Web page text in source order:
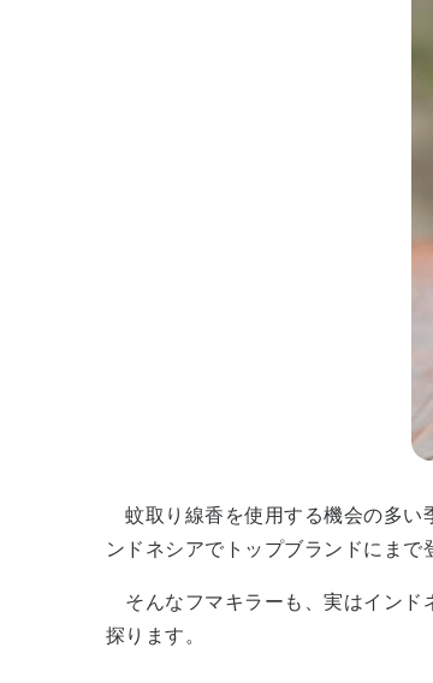
蚊取り線香を使用する機会の多い
ンドネシアでトップブランドにまで
そんなフマキラーも、実はインド
探ります。